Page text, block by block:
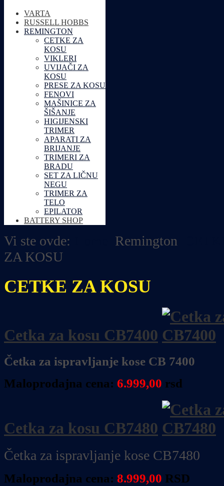
VARTA
RUSSELL HOBBS
REMINGTON
CETKE ZA
KOSU
VIKLERI
UVIJAČI ZA
KOSU
PRESE ZA KOSU
FENOVI
MAŠINICE ZA
ŠIŠANJE
HIGIJENSKI
TRIMER
APARATI ZA
BRIJANJE
TRIMERI ZA
BRADU
SET ZA LIČNU
NEGU
TRIMER ZA
TELO
EPILATOR
BATTERY SHOP
Vi ste ovde: Remington
ZA KOSU
CETKE ZA KOSU
Cetka za kosu CB7400
Četka za ispravljanje kose CB 7400
Maloprodajna cena: 6.999,00 rsd
Cetka za kosu CB7480
Četka za ispravljanje kose CB7480
Maloprodajna cena: 8.999,00 RSD